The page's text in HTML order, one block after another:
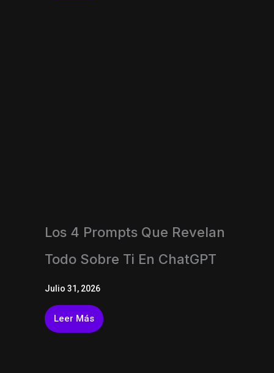
Los 4 Prompts Que Revelan
Todo Sobre Ti En ChatGPT
Julio 31, 2026
Leer Más